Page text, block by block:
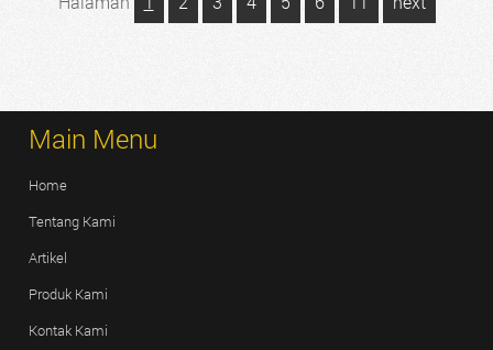
Main Menu
Home
Tentang Kami
Artikel
Produk Kami
Kontak Kami